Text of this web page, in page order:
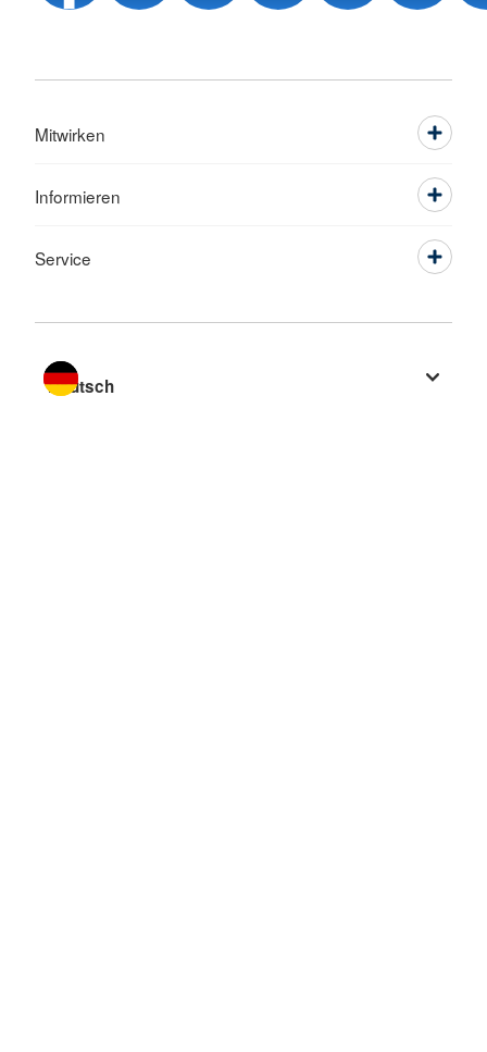
Mitwirken
Informieren
Service
Sprache wechseln zu